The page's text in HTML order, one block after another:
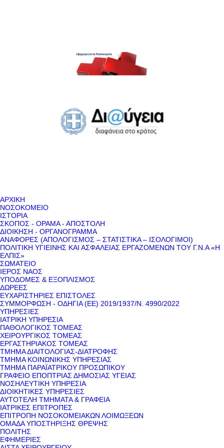
ΑΡΧΙΚΗ
ΝΟΣΟΚΟΜΕΙΟ
ΙΣΤΟΡΙΑ
ΣΚΟΠΟΣ - ΟΡΑΜΑ - ΑΠΟΣΤΟΛΗ
ΔΙΟΙΚΗΣΗ - ΟΡΓΑΝΟΓΡΑΜΜΑ
ΑΝΑΦΟΡΕΣ (ΑΠΟΛΟΓΙΣΜΟΣ – ΣΤΑΤΙΣΤΙΚΑ – ΙΣΟΛΟΓΙΜΟΙ)
ΠΟΛΙΤΙΚΗ ΥΓΙΕΙΝΗΣ ΚΑΙ ΑΣΦΑΛΕΙΑΣ ΕΡΓΑΖΟΜΕΝΩΝ ΤΟΥ Γ.Ν.Α «Η
ΕΛΠΙΣ»
ΣΩΜΑΤΕΙΟ
ΙΕΡΟΣ ΝΑΟΣ
ΥΠΟΔΟΜΕΣ & ΕΞΟΠΛΙΣΜΟΣ
ΔΩΡΕΕΣ
ΕΥΧΑΡΙΣΤΗΡΙΕΣ ΕΠΙΣΤΟΛΕΣ
ΣΥΜΜΟΡΦΩΣΗ - ΟΔΗΓΙΑ (ΕΕ) 2019/1937/Ν. 4990/2022
ΥΠΗΡΕΣΙΕΣ
ΙΑΤΡΙΚΗ ΥΠΗΡΕΣΙΑ
ΠΑΘΟΛΟΓΙΚΟΣ ΤΟΜΕΑΣ
ΧΕΙΡΟΥΡΓΙΚΟΣ ΤΟΜΕΑΣ
ΕΡΓΑΣΤΗΡΙΑΚΟΣ ΤΟΜΕΑΣ
ΤΜΗΜΑ ΔΙΑΙΤΟΛΟΓΙΑΣ-ΔΙΑΤΡΟΦΗΣ
ΤΜΗΜΑ ΚΟΙΝΩΝΙΚΗΣ ΥΠΗΡΕΣΙΑΣ
ΤΜΗΜΑ ΠΑΡΑΪΑΤΡΙΚΟΥ ΠΡΟΣΩΠΙΚΟΥ
ΓΡΑΦΕΙΟ ΕΠΟΠΤΡΙΑΣ ΔΗΜΟΣΙΑΣ ΥΓΕΙΑΣ
ΝΟΣΗΛΕΥΤΙΚΗ ΥΠΗΡΕΣΙΑ
ΔΙΟΙΚΗΤΙΚΕΣ ΥΠΗΡΕΣΙΕΣ
ΑΥΤΟΤΕΛΗ ΤΜΗΜΑΤΑ & ΓΡΑΦΕΙΑ
ΙΑΤΡΙΚΕΣ ΕΠΙΤΡΟΠΕΣ
ΕΠΙΤΡΟΠΗ ΝΟΣΟΚΟΜΕΙΑΚΩΝ ΛΟΙΜΩΞΕΩΝ
ΟΜΑΔΑ ΥΠΟΣΤΗΡΙΞΗΣ ΘΡΕΨΗΣ
ΠΟΛΙΤΗΣ
ΕΦΗΜΕΡΙΕΣ